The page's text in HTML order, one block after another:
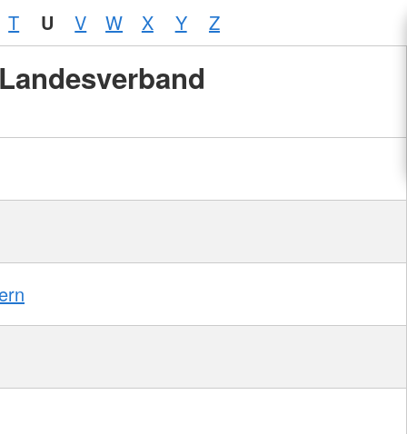
T U V W X Y Z